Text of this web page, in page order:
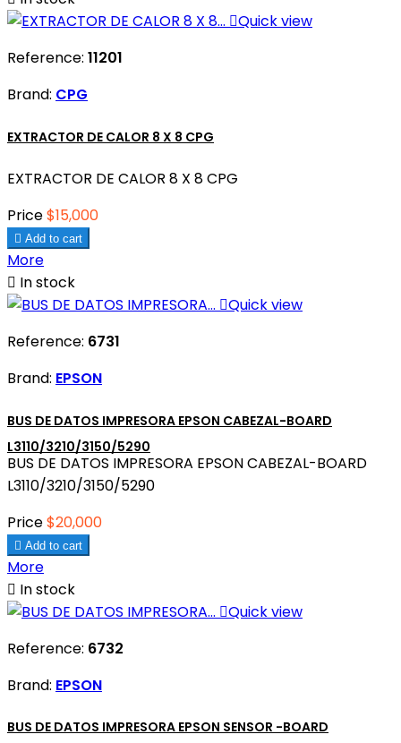
Quick view
Reference: 11201
Brand: CPG
EXTRACTOR DE CALOR 8 X 8 CPG
EXTRACTOR DE CALOR 8 X 8 CPG
Price$15,000
 Add to cart
More
 In stock
Quick view
Reference: 6731
Brand: EPSON
BUS DE DATOS IMPRESORA EPSON CABEZAL-BOARD
L3110/3210/3150/5290
BUS DE DATOS IMPRESORA EPSON CABEZAL-BOARD
L3110/3210/3150/5290
Price$20,000
 Add to cart
More
 In stock
Quick view
Reference: 6732
Brand: EPSON
BUS DE DATOS IMPRESORA EPSON SENSOR -BOARD